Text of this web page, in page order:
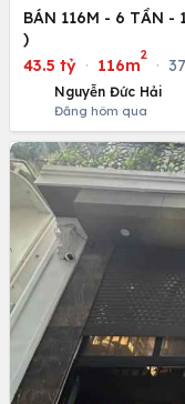
BÁN 116M - 6 TẦN -
)
43.5 tỷ · 116m
2
·
Nguyễn Đức Hải
Đăng hôm qua